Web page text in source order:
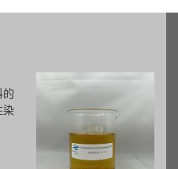
造纸湿强剂LSW-50
产品广泛应用于制造干燥或擦试用
纸，包装材料，室外用纸，湿材料
纸（，与其它特种用纸（钞票纸、
档案纸等）。